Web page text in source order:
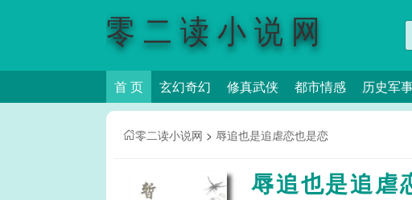
零二读小说网
首 页 玄幻奇幻 修真武侠 都市情感 历史军
零二读小说网 > 辱追也是追虐恋也是恋
辱追也是追虐